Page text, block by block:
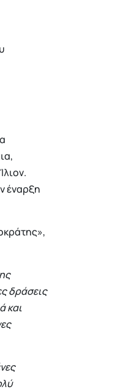
έναρξη
δράσεις
και